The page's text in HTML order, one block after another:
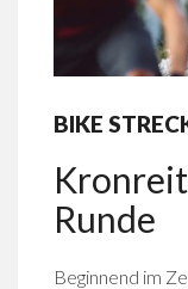
BIKE
Runde
Beginnend im